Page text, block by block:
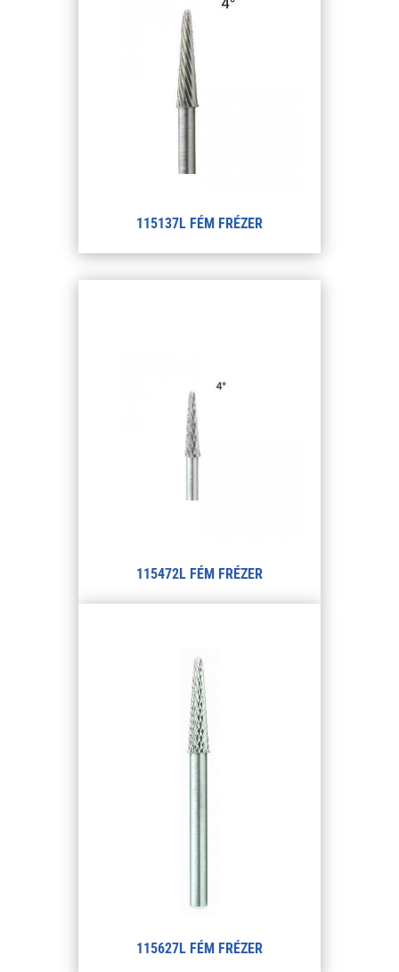
115137L FÉM FRÉZER
115472L FÉM FRÉZER
115627L FÉM FRÉZER